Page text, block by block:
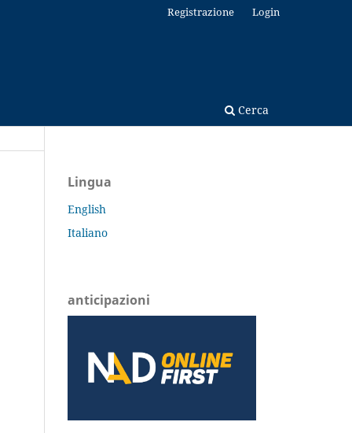
Cerca
Registrazione Login
Lingua
English
Italiano
anticipazioni